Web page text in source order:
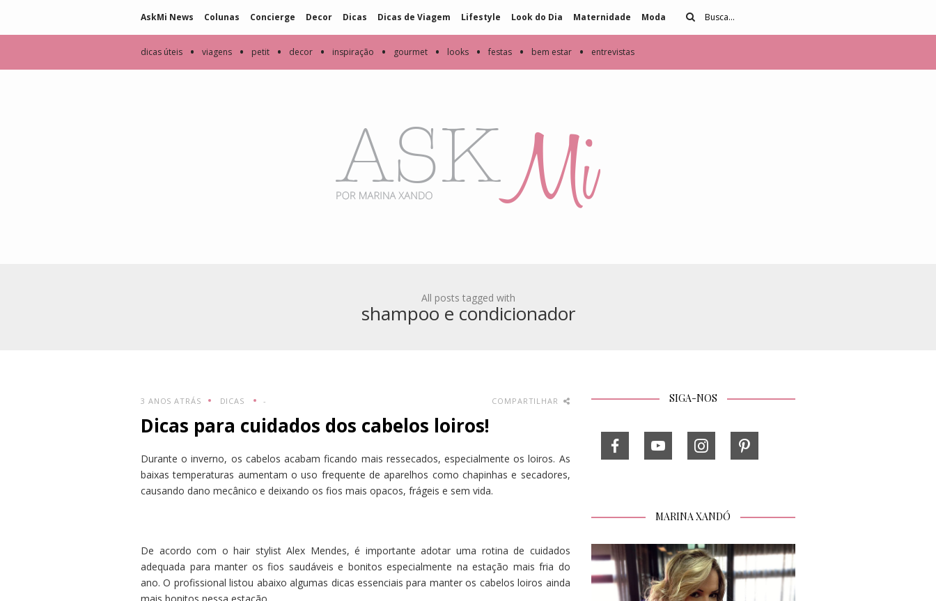
AskMi News Colunas Concierge Decor Dicas Dicas de Viagem Lifestyle Look do Dia Maternidade Moda
dicas úteis • viagens • petit • decor • inspiração • gourmet • looks • festas • bem estar • entrevistas
All posts tagged with
shampoo e condicionador
3 ANOS ATRÁS DICAS - COMPARTILHAR
Dicas para cuidados dos cabelos loiros!
Durante o inverno, os cabelos acabam ficando mais ressecados, especialmente os loiros. As
baixas temperaturas aumentam o uso frequente de aparelhos como chapinhas e secadores,
causando dano mecânico e deixando os fios mais opacos, frágeis e sem vida.
De acordo com o hair stylist Alex Mendes, é importante adotar uma rotina de cuidados
adequada para manter os fios saudáveis e bonitos especialmente na estação mais fria do
ano. O profissional listou abaixo algumas dicas essenciais para manter os cabelos loiros ainda
SIGA-NOS
MARINA XANDÓ